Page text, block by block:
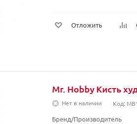
Отложить
Mr. Hobby Кисть
Нет в наличии Код:
Бренд/Производитель